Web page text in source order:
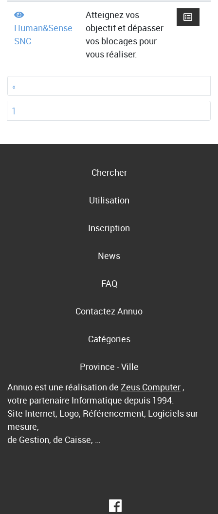
Human&Sense
SNC
Atteignez vos
objectif et dépasser
vos blocages pour
vous réaliser.
«
1
Chercher
Utilisation
Inscription
News
FAQ
Contactez Annuo
Catégories
Province - Ville
Annuo est une réalisation de Zeus Computer ,
votre partenaire Informatique depuis 1994.
Site Internet, Logo, Référencement, Logiciels sur
mesure,
de Gestion, de Caisse, …